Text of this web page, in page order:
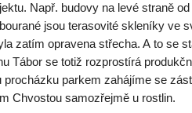
Např. budovy na levé straně
jsou terasovité skleníky ve
zatím opravena střecha. A to se
Tábor se totiž rozprostírá
procházku parkem zahájíme se
Chvostou samozřejmě u rostlin.